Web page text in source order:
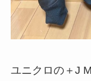
ユニクロの＋J